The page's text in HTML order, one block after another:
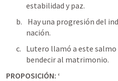
estabilidad y paz.
nación.
Lutero llamó a este salmo
bendecir al matrimonio.
PROPOSICIÓN: ‘